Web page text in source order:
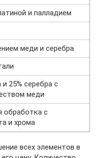
и палладием
меди и серебра
25% серебра с
меди
обработка с
и хрома
всех элементов в